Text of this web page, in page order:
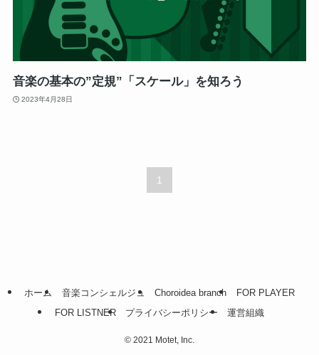
音楽の基本の”定規”「スケール」を知ろう
2023年4月28日
1
ホーム 音楽コンシェルジュ Choroidea branch
FOR PLAYER
FOR LISTNER
プライバシーポリシー 運営組織
© 2021 Motet, Inc.